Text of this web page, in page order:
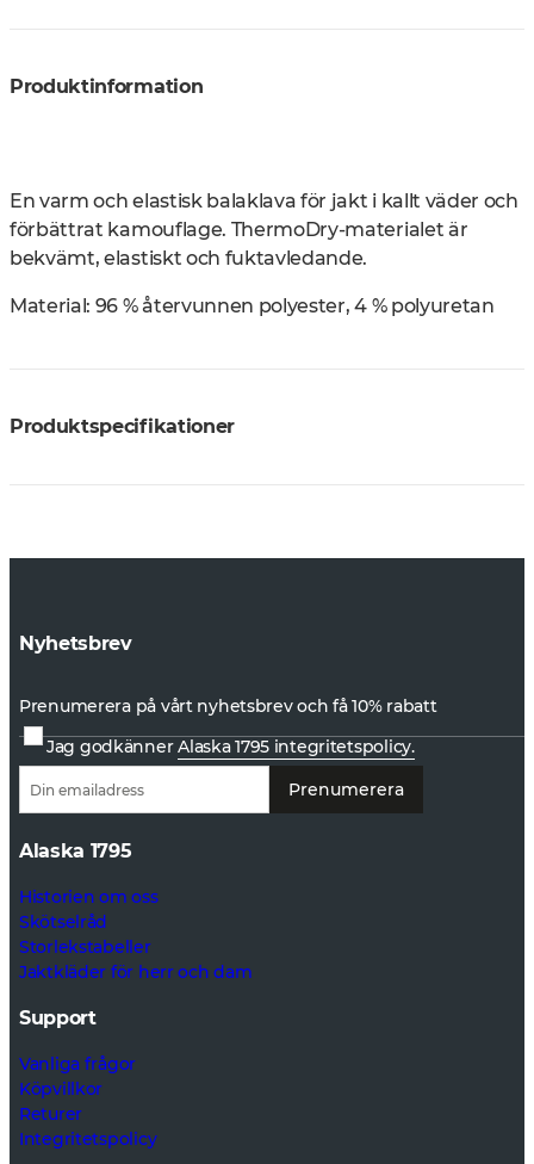
Produktinformation
En varm och elastisk balaklava för jakt i kallt väder och
förbättrat kamouflage. ThermoDry-materialet är
bekvämt, elastiskt och fuktavledande.
Material: 96 % återvunnen polyester, 4 % polyuretan
Produktspecifikationer
Nyhetsbrev
Prenumerera på vårt nyhetsbrev och få 10% rabatt
Jag godkännerAlaska 1795 integritetspolicy.
Prenumerera
Alaska 1795
Historien om oss
Skötselråd
Storlekstabeller
Jaktkläder för herr och dam
Support
Vanliga frågor
Köpvillkor
Returer
Integritetspolicy